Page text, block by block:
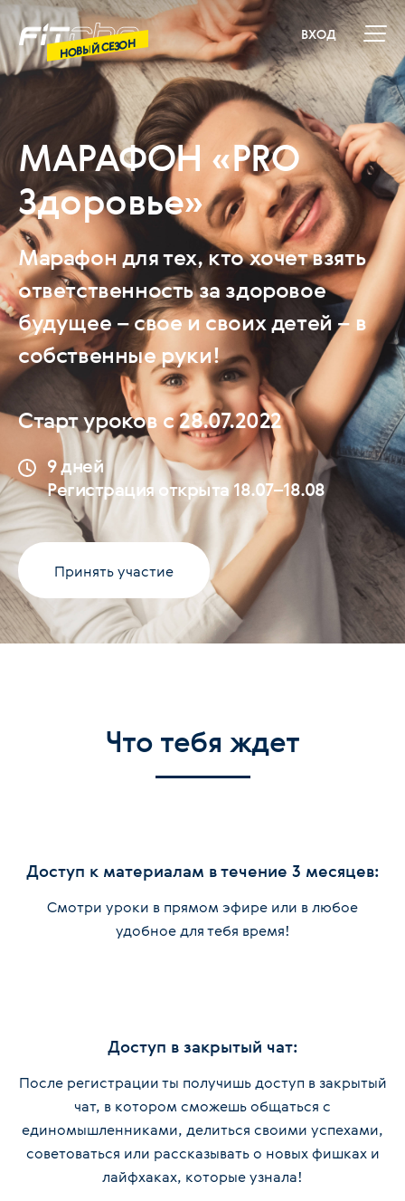
МАРАФОН «PRO
Здоровье»
Марафон для тех, кто хочет взять
ответственность за здоровое
будущее – свое и своих детей – в
собственные руки!
Старт уроков с 28.07.2022
9 дней
Регистрация открыта 18.07–18.08
Принять участие
НОВЫЙ СЕЗОН
ВХОД
Что тебя ждет
Доступ к материалам в течение 3 месяцев:
Смотри уроки в прямом эфире или в любое
удобное для тебя время!
Доступ в закрытый чат:
После регистрации ты получишь доступ в закрытый
чат, в котором сможешь общаться с
единомышленниками, делиться своими успехами,
советоваться или рассказывать о новых фишках и
лайфхаках, которые узнала!